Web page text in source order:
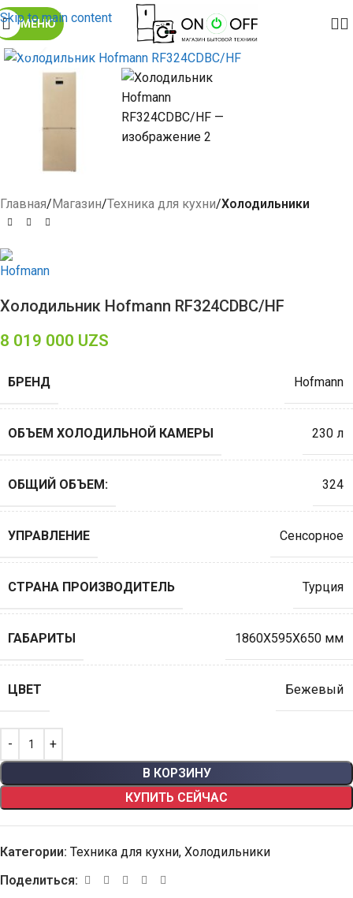
Skip to main content
МЕНЮ
Click to enlarge
Главная Магазин Техника для кухни Холодильники
Холодильник Hofmann RF324CDBC/HF
8 019 000 UZS
БРЕНД Hofmann
ОБЪЕМ ХОЛОДИЛЬНОЙ КАМЕРЫ 230 л
ОБЩИЙ ОБЪЕМ: 324
УПРАВЛЕНИЕ Сенсорное
СТРАНА ПРОИЗВОДИТЕЛЬ Турция
ГАБАРИТЫ 1860X595X650 мм
ЦВЕТ Бежевый
В КОРЗИНУ
КУПИТЬ СЕЙЧАС
Категории: Техника для кухни, Холодильники
Поделиться: